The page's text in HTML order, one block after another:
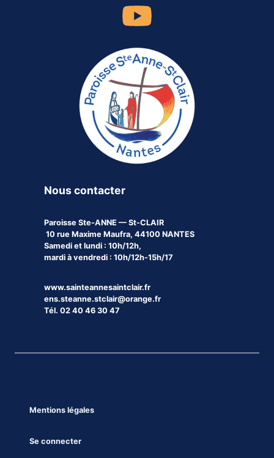
Nous contacter
Paroisse Ste-ANNE — St-CLAIR
10 rue Maxime Maufra, 44100 NANTES
Samedi et lundi : 10h/12h,
mardi à vendredi : 10h/12h-15h/17
www.sainteannesaintclair.fr
ens.steanne.stclair@orange.fr
Tél. 02 40 46 30 47
Mentions légales
Se connecter